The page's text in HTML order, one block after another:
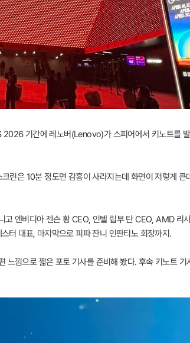
기간에 레노버(Lenovo)가 스피어에서 키노트를
린은 10분 정도면 감흥이 사라지는데 화면이 저렇게
엔비디아 젠슨 황 CEO, 인텔 립부 탄 CEO, AMD 리
터 대표, 마지막으로 피파 잔니 인판티노 회장까지.
낌으로 짧은 포토 기사를 준비해 봤다. 후속 키노트